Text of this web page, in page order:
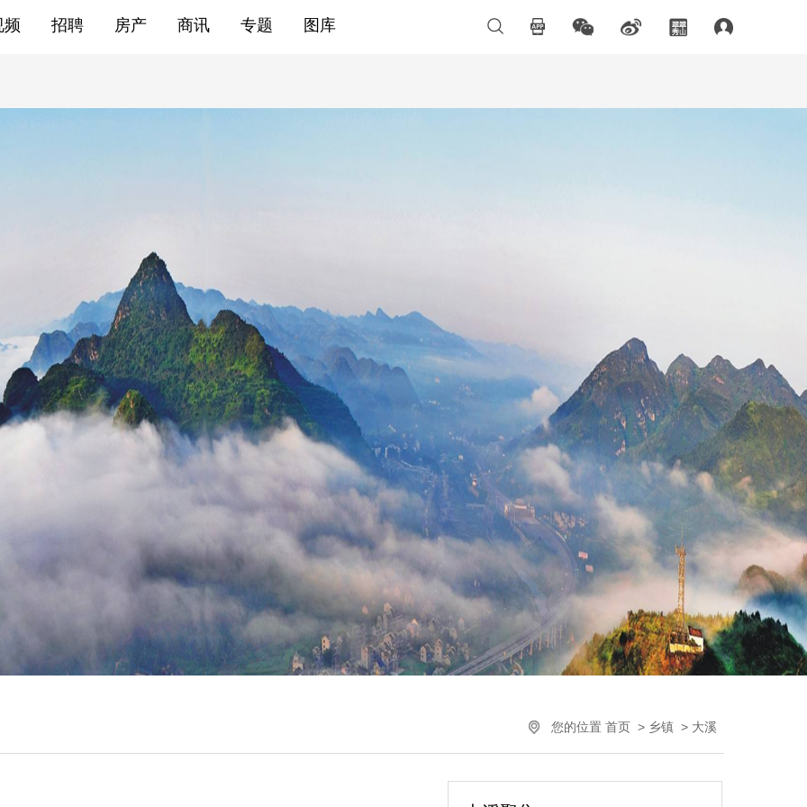
频 招聘 房产 商讯 专题 图库
您的位置 首页 > 乡镇 > 大溪